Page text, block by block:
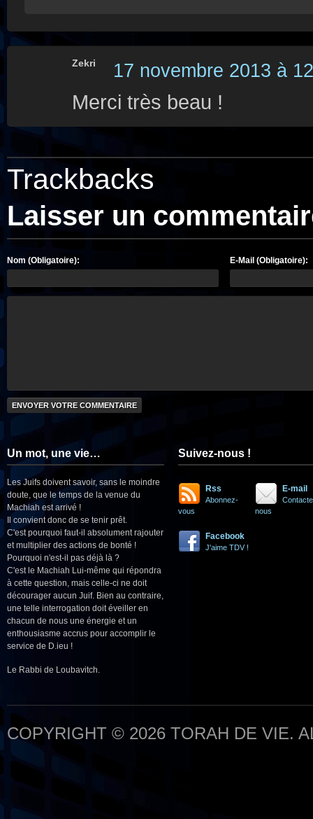
Zekri 17 novembre 2013 à
Merci très beau !
Trackbacks
Laisser un
Nom (Obligatoire): E-Mail (Obligatoire):
Un mot, une vie…
Les Juifs doivent savoir, sans le moindre
doute, que le temps de la venue du
Machiah est arrivé !
Il convient donc de se tenir prêt.
C'est pourquoi faut-il absolument rajouter
et multiplier des actions de bonté !
Pourquoi n'est-il pas déjà là ?
C'est le Machiah Lui-même qui répondra
à cette question, mais celle-ci ne doit
décourager aucun Juif. Bien au contraire,
une telle interrogation doit éveiller en
chacun de nous une énergie et un
enthousiasme accrus pour accomplir le
service de D.ieu !
Le Rabbi de Loubavitch.
Suivez-nous !
Rss
Abonnez-
vous
E-mail
nous
Facebook
J'aime TDV !
COPYRIGHT © 2026 TORAH DE VIE.